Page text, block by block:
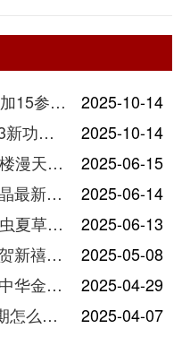
一加15全球首发超高刷屏 一加15参数详细配置
2025-10-14
iOS 26.1开发者预览版Beta 3新功能详解
2025-10-14
黄鹤楼漫天游软包价格-黄鹤楼漫天游软包多少钱一盒
2025-06-15
苏烟铂晶多少钱一包 苏烟铂晶最新价格
2025-06-14
冬虫夏草香烟一盒多少元-冬虫夏草香烟一盒多少元2025最新价格
2025-06-13
恭贺新禧香烟多少钱一包 恭贺新禧香烟价格表和图片
2025-05-08
中华金中支好抽吗味道咋样 中华金中支口感特点介绍
2025-04-29
南京金陵十二钗香烟生产日期怎么看 南京金陵十二钗香烟保质期
2025-04-07